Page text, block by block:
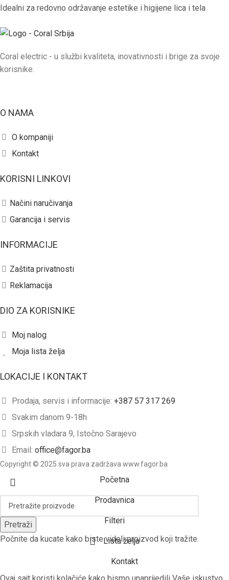
Idealni za redovno održavanje estetike i higijene lica i tela
Coral electric - u službi kvaliteta, inovativnosti i brige za svoje
korisnike.
O NAMA
O kompaniji
Kontakt
KORISNI LINKOVI
Načini naručivanja
Garancija i servis
INFORMACIJE
Zaštita privatnosti
Reklamacija
DIO ZA KORISNIKE
Moj nalog
Moja lista želja
LOKACIJE I KONTAKT
Prodaja, servis i informacije: +387 57 317 269
Svakim danom 9-18h
Srpskih vladara 9, Istočno Sarajevo
Email: office@fagor.ba
Copyright © 2025 sva prava zadržava www.fagor.ba
Pretraži
Počnite da kucate kako biste videli proizvod koji tražite.
Početna
Prodavnica
Filteri
Lista želja
Kontakt